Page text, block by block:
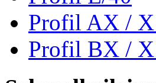
Profil AX /
Profil BX /